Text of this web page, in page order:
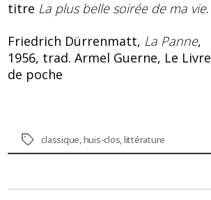
titre La plus belle soirée de ma vie.
Friedrich Dürrenmatt, La Panne,
1956, trad. Armel Guerne, Le Livre
de poche
Étiquettes
classique,huis-clos,littérature